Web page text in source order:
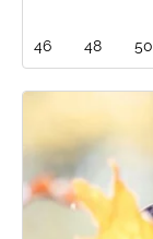
46 48 50